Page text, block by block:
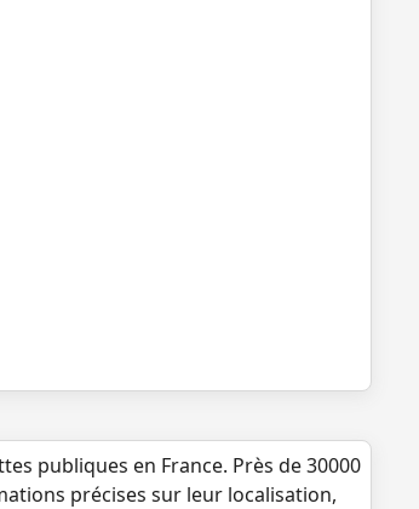
publiques en France. Près de 30000
précises sur leur localisation,